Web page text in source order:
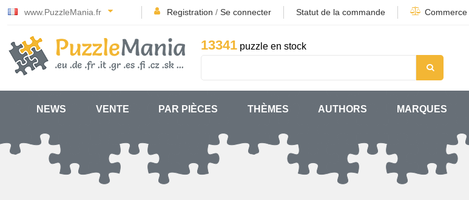
www.PuzzleMania.fr Registration / Se connecter Statut de la commande
13341 puzzle en stock
NEWS VENTE PAR PIÈCES THÈMES AUTHORS MARQUES